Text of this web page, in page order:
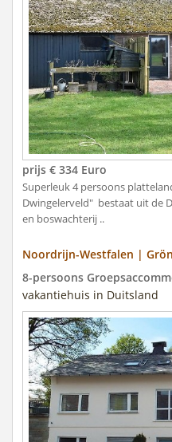
prijs € 334 Euro
Superleuk 4 persoons
Dwingelerveld" bestaat uit de
en boswachterij ..
Noordrijn-Westfalen |
8-persoons
vakantiehuis in Duitsland